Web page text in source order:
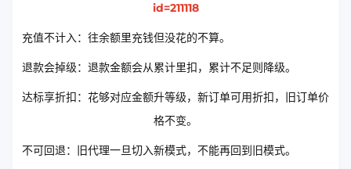
id=211118
充值不计入：往余额里充钱但没花的不算。
退款会掉级：退款金额会从累计里扣，累计不足则降级。
达标享折扣：花够对应金额升等级，新订单可用折扣，旧订单价
格不变。
不可回退：旧代理一旦切入新模式，不能再回到旧模式。